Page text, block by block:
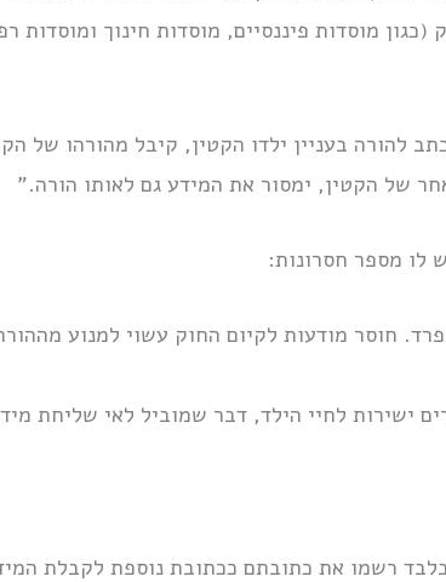
מוסדות פיננסיים, מוסדות חינוך ומוסדות
להורה בעניין ילדו הקטין, קיבל מהורהו של
של הקטין, ימסור את המידע גם לאותו הורה.”
לו מספר חסרונות:
חוסר מודעות לקיום החוק עשוי למנוע
ישירות לחיי הילד, דבר שמוביל לאי שליחת
לשנת 2023, כ-4,000 אבות ואמהות בלבד רשמו את כתובתם ככתובת נוספת